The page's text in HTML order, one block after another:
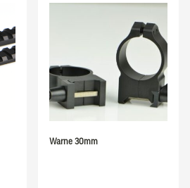
Warne 30mm